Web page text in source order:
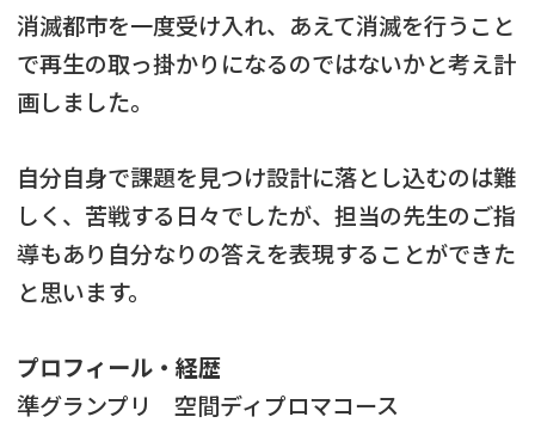
消滅都市を一度受け入れ、あえて消滅を行うこと
で再生の取っ掛かりになるのではないかと考え計
画しました。
自分自身で課題を見つけ設計に落とし込むのは難
しく、苦戦する日々でしたが、担当の先生のご指
導もあり自分なりの答えを表現することができた
と思います。
プロフィール・経歴
準グランプリ 空間ディプロマコース